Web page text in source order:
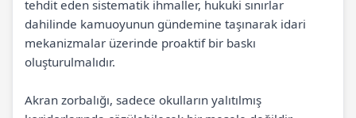
tehdit eden sistematik ihmaller, hukuki sınırlar
dahilinde kamuoyunun gündemine taşınarak idari
mekanizmalar üzerinde proaktif bir baskı
oluşturulmalıdır.
Akran zorbalığı, sadece okulların yalıtılmış